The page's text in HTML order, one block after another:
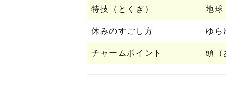
特技（とくぎ） 地球
休みのすごし方 ゆら
チャームポイント 頭（